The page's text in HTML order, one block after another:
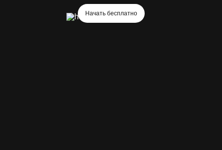
Начать бесплатно